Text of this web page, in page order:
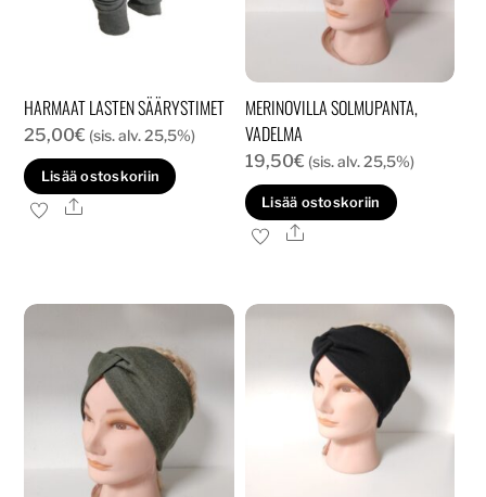
HARMAAT LASTEN SÄÄRYSTIMET
25,00€ (sis. alv. 25,5%)
Lisää ostoskoriin
Ale
MERINOVILLA SOLMUPANTA,
VADELMA
19,50€ (sis. alv. 25,5%)
Lisää ostoskoriin
Ale